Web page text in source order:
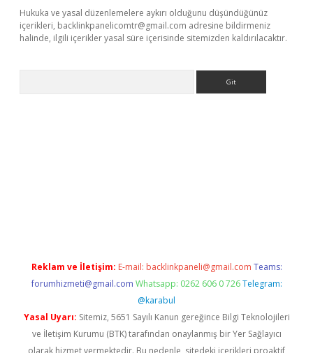
Hukuka ve yasal düzenlemelere aykırı olduğunu düşündüğünüz
içerikleri, backlinkpanelicomtr@gmail.com adresine bildirmeniz
halinde, ilgili içerikler yasal süre içerisinde sitemizden kaldırılacaktır.
Reklam ve İletişim: E-mail: backlinkpaneli@gmail.com Teams:
forumhizmeti@gmail.com Whatsapp: 0262 606 0 726 Telegram:
@karabul
Yasal Uyarı: Sitemiz, 5651 Sayılı Kanun gereğince Bilgi Teknolojileri
ve İletişim Kurumu (BTK) tarafından onaylanmış bir Yer Sağlayıcı
olarak hizmet vermektedir. Bu nedenle, sitedeki içerikleri proaktif